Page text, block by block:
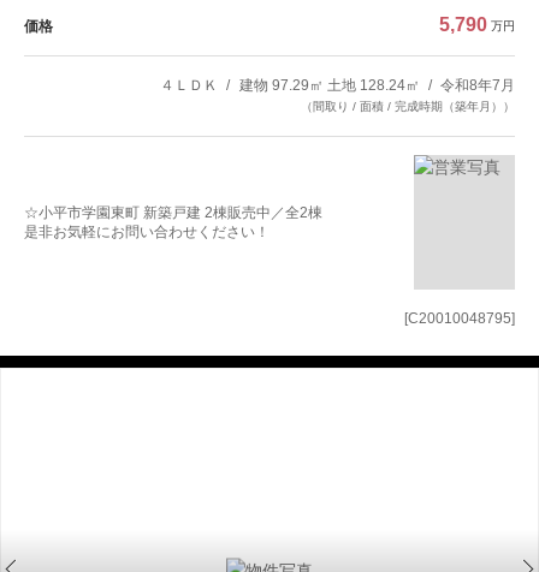
[C20010048795]
価格 5,790 万円
４ＬＤＫ 建物 97.29㎡ 土地 128.24㎡ 令和8年7月
（間取り / 面積 / 完成時期（築年月））
☆小平市学園東町 新築戸建 2棟販売中／全2棟
是非お気軽にお問い合わせください！